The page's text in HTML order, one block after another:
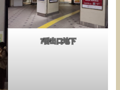
7番出口地下